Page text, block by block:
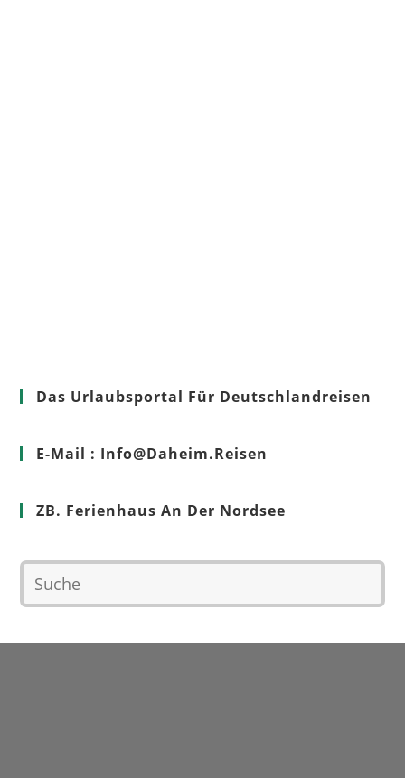
Das Urlaubsportal Für Deutschlandreisen
E-Mail : Info@Daheim.Reisen
ZB. Ferienhaus An Der Nordsee